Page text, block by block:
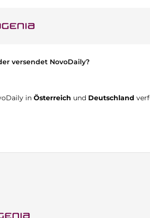
versendet NovoDaily?
in Österreich und Deutschland